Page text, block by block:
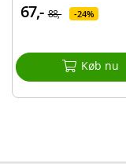
67,- 88,- 24%
Køb nu